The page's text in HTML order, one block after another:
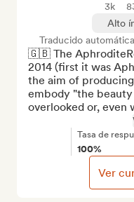
3k
Alto
Traducido
🇬🇧 The
2014 (first it was
the aim of
embody "the
overlooked or, even
Tasa de
100%
Ver